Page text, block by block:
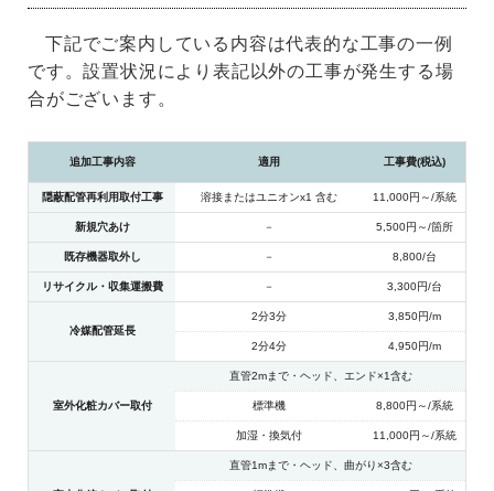
下記でご案内している内容は代表的な工事の一例
です。設置状況により表記以外の工事が発生する場
合がございます。
追加工事内容 適用 工事費(税込)
隠蔽配管再利用取付工事 溶接またはユニオンx1 含む 11,000円～/系統
新規穴あけ － 5,500円～/箇所
既存機器取外し － 8,800/台
リサイクル・収集運搬費 － 3,300円/台
冷媒配管延長
2分3分 3,850円/m
2分4分 4,950円/m
室外化粧カバー取付
直管2mまで・ヘッド、エンド×1含む
標準機 8,800円～/系統
加湿・換気付 11,000円～/系統
直管1mまで・ヘッド、曲がり×3含む